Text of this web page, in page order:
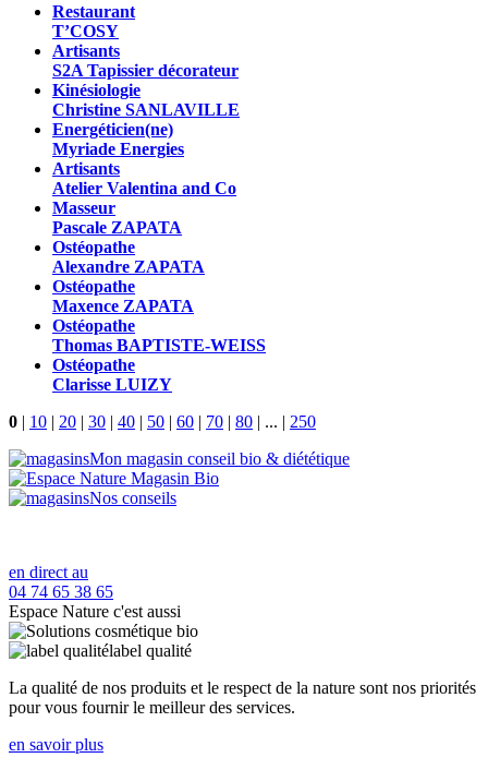
Restaurant
T’COSY
Artisants
S2A Tapissier décorateur
Kinésiologie
Christine SANLAVILLE
Energéticien(ne)
Myriade Energies
Artisants
Atelier Valentina and Co
Masseur
Pascale ZAPATA
Ostéopathe
Alexandre ZAPATA
Ostéopathe
Maxence ZAPATA
Ostéopathe
Thomas BAPTISTE-WEISS
Ostéopathe
Clarisse LUIZY
0 | 10 | 20 | 30 | 40 | 50 | 60 | 70 | 80 | ... | 250
Mon magasin conseil bio & diététique
Nos conseils
en direct au
04 74 65 38 65
Espace Nature c'est aussi
label qualité
La qualité de nos produits et le respect de la nature sont nos priorités
pour vous fournir le meilleur des services.
en savoir plus